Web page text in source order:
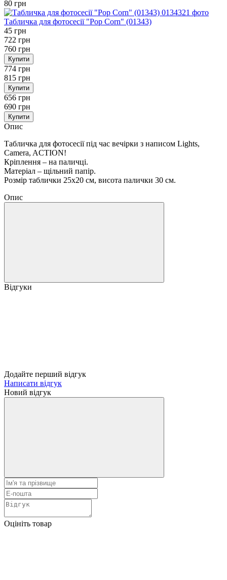
80 грн
Табличка для фотосесії "Pop Corn" (01343)
45 грн
722 грн
760 грн
Купити
774 грн
815 грн
Купити
656 грн
690 грн
Купити
Опис
Табличка для фотосесії під час вечірки з написом Lights,
Camera, ACTION!
Кріплення – на паличці.
Матеріал – щільний папір.
Розмір таблички 25х20 см, висота палички 30 см.
Опис
Відгуки
Додайте перший відгук
Написати відгук
Новий відгук
Оцініть товар